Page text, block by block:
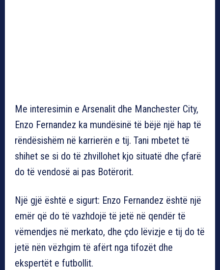
Me interesimin e Arsenalit dhe Manchester City,
Enzo Fernandez ka mundësinë të bëjë një hap të
rëndësishëm në karrierën e tij. Tani mbetet të
shihet se si do të zhvillohet kjo situatë dhe çfarë
do të vendosë ai pas Botërorit.
Një gjë është e sigurt: Enzo Fernandez është një
emër që do të vazhdojë të jetë në qendër të
vëmendjes në merkato, dhe çdo lëvizje e tij do të
jetë nën vëzhgim të afërt nga tifozët dhe
ekspertët e futbollit.